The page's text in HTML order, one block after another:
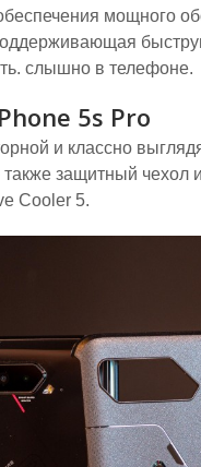
мощного
слышно в телефоне.
5s Pro
и классно
также защитный
Cooler 5.